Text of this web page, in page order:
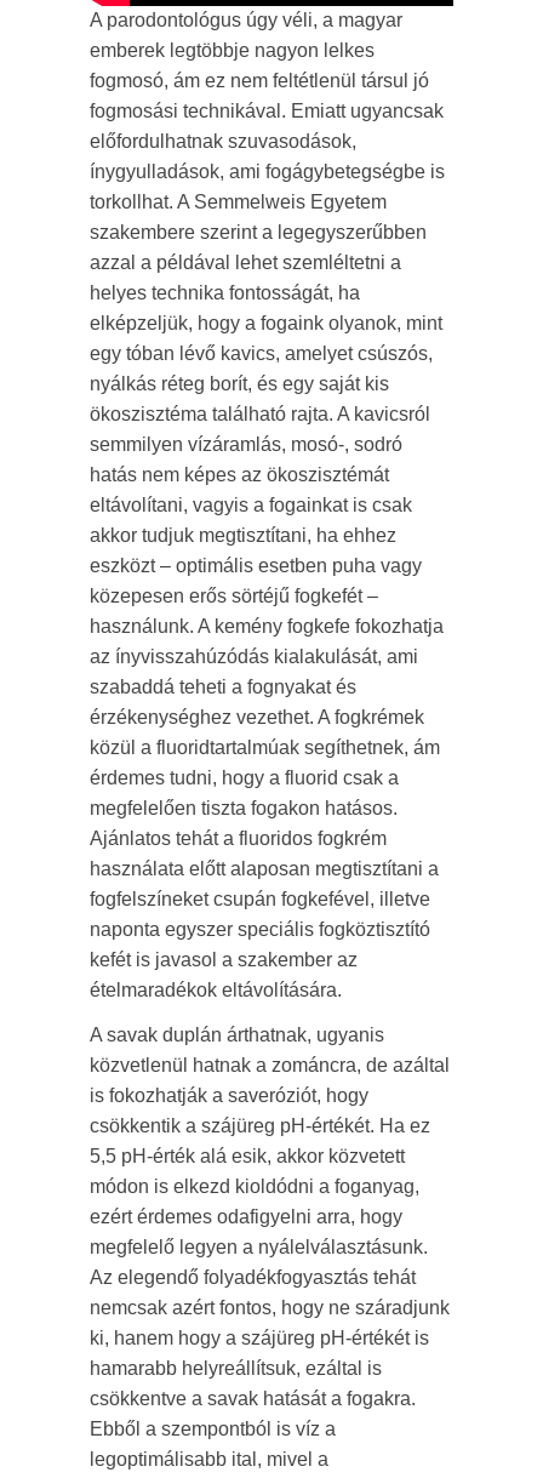
A parodontológus úgy véli, a magyar
emberek legtöbbje nagyon lelkes
fogmosó, ám ez nem feltétlenül társul jó
fogmosási technikával. Emiatt ugyancsak
előfordulhatnak szuvasodások,
ínygyulladások, ami fogágybetegségbe is
torkollhat. A Semmelweis Egyetem
szakembere szerint a legegyszerűbben
azzal a példával lehet szemléltetni a
helyes technika fontosságát, ha
elképzeljük, hogy a fogaink olyanok, mint
egy tóban lévő kavics, amelyet csúszós,
nyálkás réteg borít, és egy saját kis
ökoszisztéma található rajta. A kavicsról
semmilyen vízáramlás, mosó-, sodró
hatás nem képes az ökoszisztémát
eltávolítani, vagyis a fogainkat is csak
akkor tudjuk megtisztítani, ha ehhez
eszközt – optimális esetben puha vagy
közepesen erős sörtéjű fogkefét –
használunk. A kemény fogkefe fokozhatja
az ínyvisszahúzódás kialakulását, ami
szabaddá teheti a fognyakat és
érzékenységhez vezethet. A fogkrémek
közül a fluoridtartalmúak segíthetnek, ám
érdemes tudni, hogy a fluorid csak a
megfelelően tiszta fogakon hatásos.
Ajánlatos tehát a fluoridos fogkrém
használata előtt alaposan megtisztítani a
fogfelszíneket csupán fogkefével, illetve
naponta egyszer speciális fogköztisztító
kefét is javasol a szakember az
ételmaradékok eltávolítására.
A savak duplán árthatnak, ugyanis
közvetlenül hatnak a zománcra, de azáltal
is fokozhatják a saveróziót, hogy
csökkentik a szájüreg pH-értékét. Ha ez
5,5 pH-érték alá esik, akkor közvetett
módon is elkezd kioldódni a foganyag,
ezért érdemes odafigyelni arra, hogy
megfelelő legyen a nyálelválasztásunk.
Az elegendő folyadékfogyasztás tehát
nemcsak azért fontos, hogy ne száradjunk
ki, hanem hogy a szájüreg pH-értékét is
hamarabb helyreállítsuk, ezáltal is
csökkentve a savak hatását a fogakra.
Ebből a szempontból is víz a
legoptimálisabb ital, mivel a